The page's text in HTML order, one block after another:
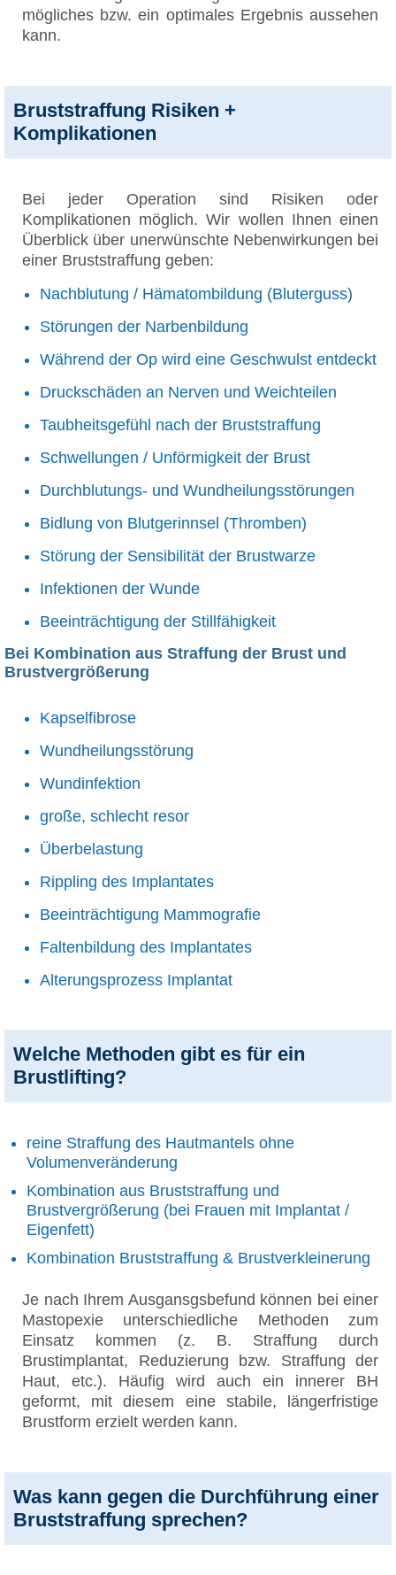
mögliches bzw. ein optimales Ergebnis aussehen
kann.
Bruststraffung Risiken +
Komplikationen
Bei jeder Operation sind Risiken oder
Komplikationen möglich. Wir wollen Ihnen einen
Überblick über unerwünschte Nebenwirkungen bei
einer Bruststraffung geben:
Nachblutung / Hämatombildung (Bluterguss)
Störungen der Narbenbildung
Während der Op wird eine Geschwulst entdeckt
Druckschäden an Nerven und Weichteilen
Taubheitsgefühl nach der Bruststraffung
Schwellungen / Unförmigkeit der Brust
Durchblutungs- und Wundheilungsstörungen
Bidlung von Blutgerinnsel (Thromben)
Störung der Sensibilität der Brustwarze
Infektionen der Wunde
Beeinträchtigung der Stillfähigkeit
Bei Kombination aus Straffung der Brust und
Brustvergrößerung
Kapselfibrose
Wundheilungsstörung
Wundinfektion
große, schlecht resor
Überbelastung
Rippling des Implantates
Beeinträchtigung Mammografie
Faltenbildung des Implantates
Alterungsprozess Implantat
Welche Methoden gibt es für ein
Brustlifting?
reine Straffung des Hautmantels ohne
Volumenveränderung
Kombination aus Bruststraffung und
Brustvergrößerung (bei Frauen mit Implantat /
Eigenfett)
Kombination Bruststraffung & Brustverkleinerung
Je nach Ihrem Ausgansgsbefund können bei einer
Mastopexie unterschiedliche Methoden zum
Einsatz kommen (z. B. Straffung durch
Brustimplantat, Reduzierung bzw. Straffung der
Haut, etc.). Häufig wird auch ein innerer BH
geformt, mit diesem eine stabile, längerfristige
Brustform erzielt werden kann.
Was kann gegen die Durchführung einer
Bruststraffung sprechen?